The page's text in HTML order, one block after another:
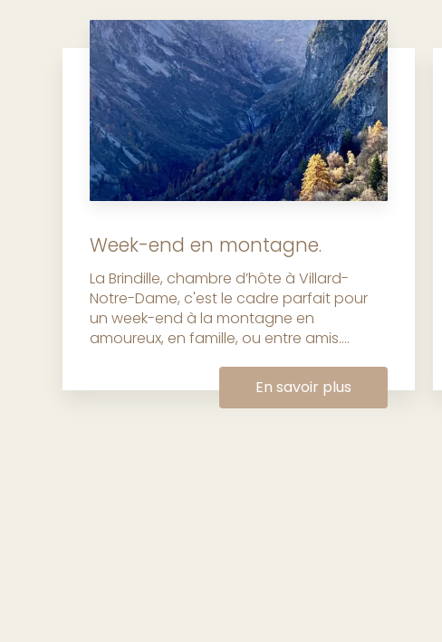
Week-end en montagne.
La Brindille, chambre d’hôte à Villard-
Notre-Dame, c'est le cadre parfait pour
un week-end à la montagne en
amoureux, en famille, ou entre amis....
En savoir plus